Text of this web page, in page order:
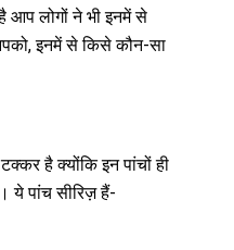
आप लोगों ने भी इनमें से
इनमें से किसे कौन-सा
है क्योंकि इन पांचों ही
ये पांच सीरिज़ हैं-